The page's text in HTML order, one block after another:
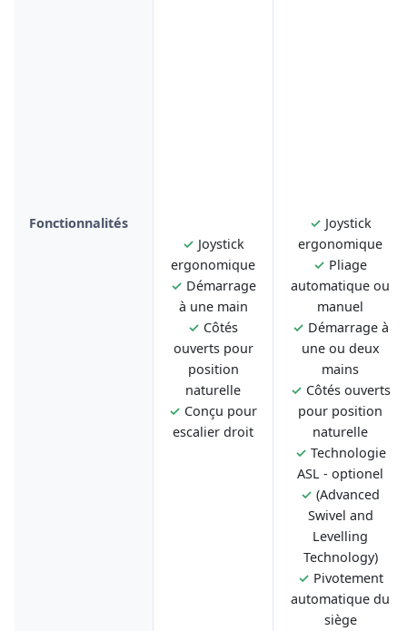
Fonctionnalités
✓ Joystick
ergonomique
✓ Démarrage
à une main
✓ Côtés
ouverts pour
position
naturelle
✓ Conçu pour
escalier droit
✓ Joystick
ergonomique
✓ Pliage
automatique ou
manuel
✓ Démarrage à
une ou deux
mains
✓ Côtés ouverts
pour position
naturelle
✓ Technologie
ASL - optionel
✓ (Advanced
Swivel and
Levelling
Technology)
✓ Pivotement
automatique du
siège